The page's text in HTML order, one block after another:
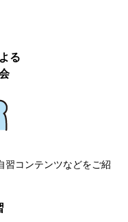
る
習コンテンツなどをご紹